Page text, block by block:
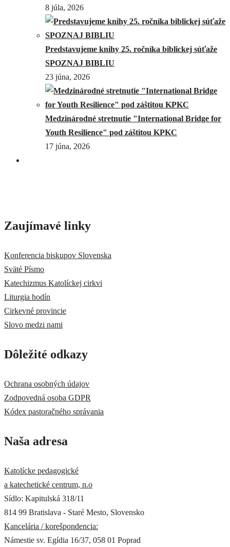
8 júla, 2026
Predstavujeme knihy 25. ročníka biblickej súťaže
SPOZNAJ BIBLIU
23 júna, 2026
Medzinárodné stretnutie "International Bridge for
Youth Resilience" pod záštitou KPKC
17 júna, 2026
Zaujímavé linky
Konferencia biskupov Slovenska
Sväté Písmo
Katechizmus Katolíckej cirkvi
Liturgia hodín
Cirkevné provincie
Slovo medzi nami
Dôležité odkazy
Ochrana osobných údajov
Zodpovedná osoba GDPR
Kódex pastoračného správania
Naša adresa
Katolícke pedagogické
a katechetické centrum, n.o
Sídlo: Kapitulská 318/11
814 99 Bratislava - Staré Mesto, Slovensko
Kancelária / korešpondencia:
Námestie sv. Egídia 16/37, 058 01 Poprad